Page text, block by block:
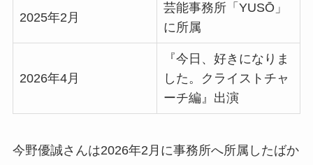
2025年2月
芸能事務所「YUSŌ」
に所属
2026年4月
『今日、好きになりま
した。クライストチャ
ーチ編』出演
今野優誠さんは2026年2月に事務所へ所属したばか